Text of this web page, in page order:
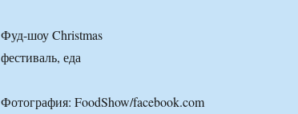
Фуд-шоу Christmas
фестиваль, еда
Фотография: FoodShow/facebook.com